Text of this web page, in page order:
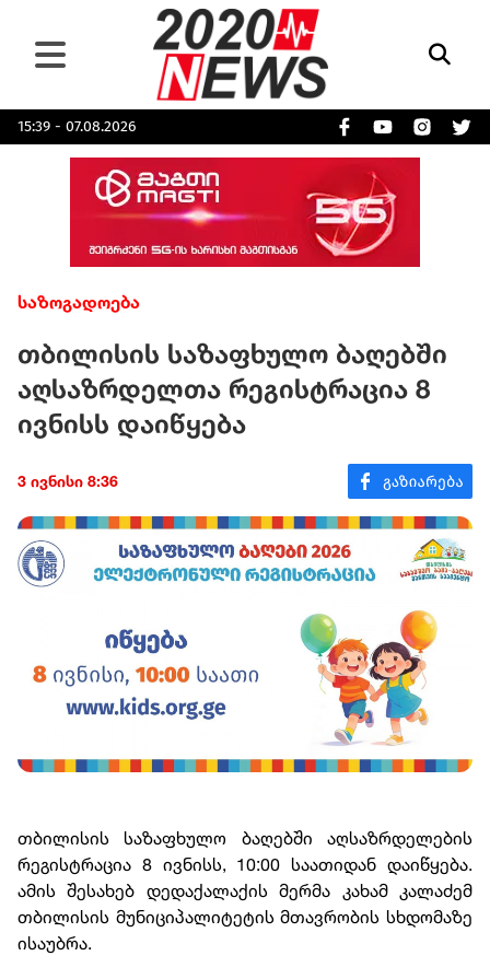
15:39 - 07.08.2026
საზოგადოება
თბილისის საზაფხულო ბაღებში
აღსაზრდელთა რეგისტრაცია 8
ივნისს დაიწყება
3 ივნისი 8:36
თბილისის საზაფხულო ბაღებში აღსაზრდელების
რეგისტრაცია 8 ივნისს, 10:00 საათიდან დაიწყება.
ამის შესახებ დედაქალაქის მერმა კახამ კალაძემ
თბილისის მუნიციპალიტეტის მთავრობის სხდომაზე
ისაუბრა.